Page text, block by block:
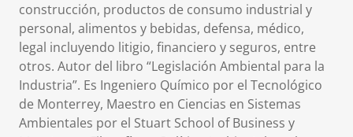
construcción, productos de consumo industrial y
personal, alimentos y bebidas, defensa, médico,
legal incluyendo litigio, financiero y seguros, entre
otros. Autor del libro “Legislación Ambiental para la
Industria”. Es Ingeniero Químico por el Tecnológico
de Monterrey, Maestro en Ciencias en Sistemas
Ambientales por el Stuart School of Business y